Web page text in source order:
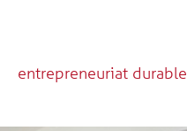
entrepreneuriat durable